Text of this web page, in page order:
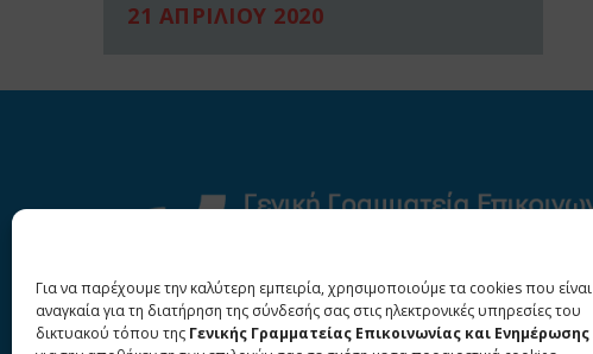
Για να παρέχουμε την καλύτερη εμπειρία, χρησιμοποιούμε τα cookies που είναι
αναγκαία για τη διατήρηση της σύνδεσής σας στις ηλεκτρονικές υπηρεσίες του
δικτυακού τόπου της Γενικής Γραμματείας Επικοινωνίας και Ενημέρωσης
21 ΑΠΡΙΛΙΟΥ 2020